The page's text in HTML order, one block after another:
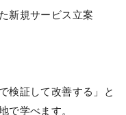
新規サービス立案
検証して改善する」と
で学べます。